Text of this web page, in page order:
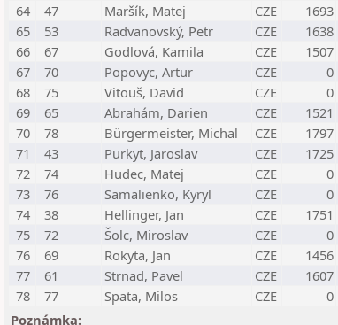
64
47 Maršík, Matej CZE 1693
65
53 Radvanovský, Petr CZE 1638
66
67 Godlová, Kamila CZE 1507
67
70 Popovyc, Artur CZE 0
68
75 Vitouš, David CZE 0
69
65 Abrahám, Darien CZE 1521
70
78 Bürgermeister, Michal CZE 1797
71
43 Purkyt, Jaroslav CZE 1725
72
74 Hudec, Matej CZE 0
73
76 Samalienko, Kyryl CZE 0
74
38 Hellinger, Jan CZE 1751
75
72 Šolc, Miroslav CZE 0
76
69 Rokyta, Jan CZE 1456
77
61 Strnad, Pavel CZE 1607
78
77 Spata, Milos CZE 0
Poznámka: